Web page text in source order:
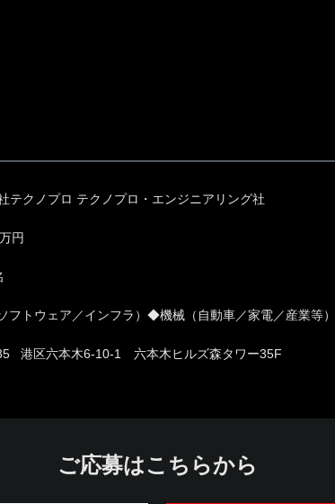
テクノプロ テクノプロ・エンジニアリング社
円
フトウェア／インフラ）◆機械（自動車／家電／産業等
港区六本木6-10-1 六本木ヒルズ森タワー35F
ご応募はこちらから